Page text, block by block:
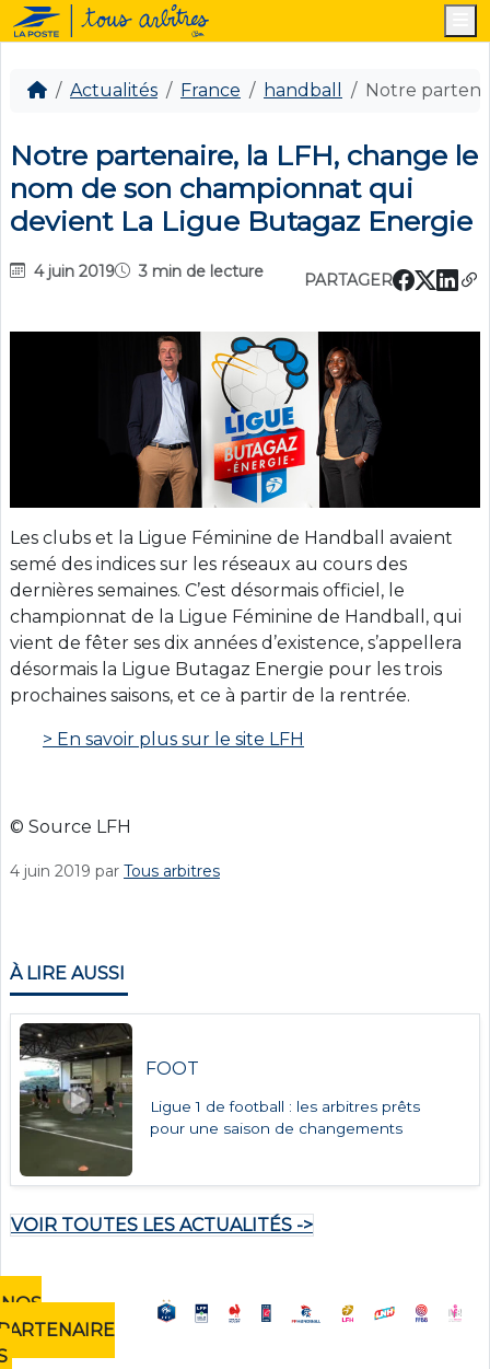
Actualités France handball Notre
Notre partenaire, la LFH, change le
nom de son championnat qui
devient La Ligue Butagaz Energie
4 juin 2019 3 min de lecture PARTAGER
Les clubs et la Ligue Féminine de Handball avaient
semé des indices sur les réseaux au cours des
dernières semaines. C’est désormais officiel, le
championnat de la Ligue Féminine de Handball, qui
vient de fêter ses dix années d’existence, s’appellera
désormais la Ligue Butagaz Energie pour les trois
prochaines saisons, et ce à partir de la rentrée.
> En savoir plus sur le site LFH
© Source LFH
4 juin 2019 par Tous arbitres
À LIRE AUSSI
FOOT
Ligue 1 de football : les arbitres prêts
pour une saison de changements
VOIR TOUTES LES ACTUALITÉS ->
NOS